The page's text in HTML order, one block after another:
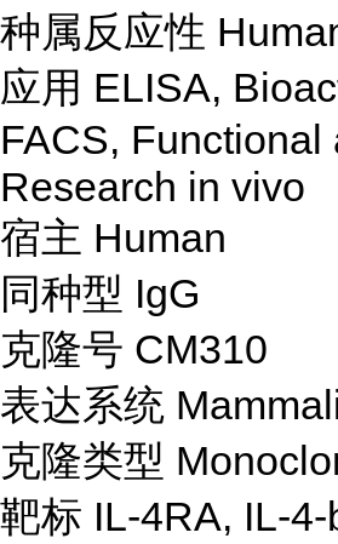
种属反应性
应用 ELISA,
FACS, Functional
Research in vivo
宿主 Human
同种型 IgG
克隆号 CM310
表达系统
克隆类型
靶标 IL-4RA, IL-